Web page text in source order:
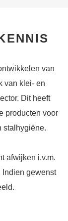
van
van klei- en
Dit heeft
producten voor
stalhygiëne.
afwijken i.v.m.
gewenst